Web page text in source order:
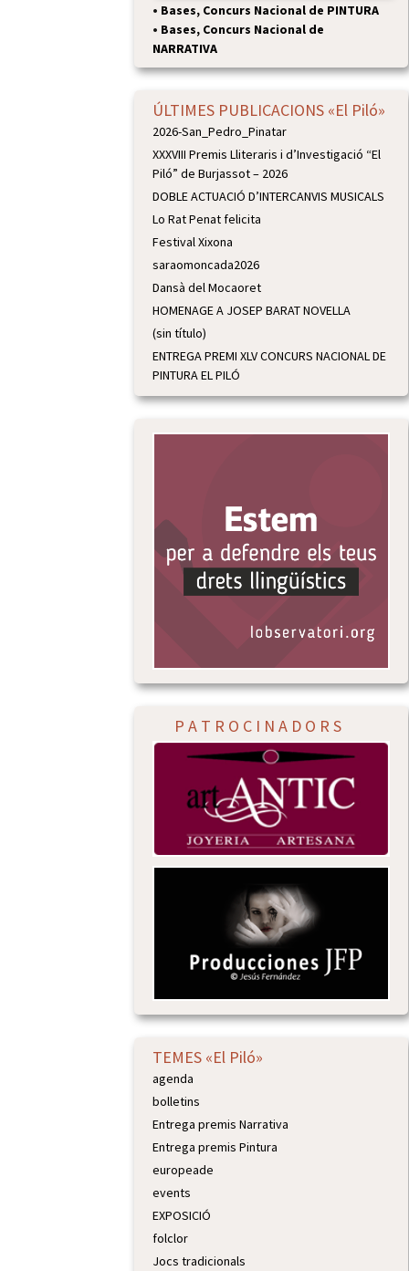
• Bases, Concurs Nacional de PINTURA
• Bases, Concurs Nacional de
NARRATIVA
ÚLTIMES PUBLICACIONS «El Piló»
2026-San_Pedro_Pinatar
XXXVIII Premis Lliteraris i d’Investigació “El
Piló” de Burjassot – 2026
DOBLE ACTUACIÓ D’INTERCANVIS MUSICALS
Lo Rat Penat felicita
Festival Xixona
saraomoncada2026
Dansà del Mocaoret
HOMENAGE A JOSEP BARAT NOVELLA
(sin título)
ENTREGA PREMI XLV CONCURS NACIONAL DE
PINTURA EL PILÓ
P A T R O C I N A D O R S
TEMES «El Piló»
agenda
bolletins
Entrega premis Narrativa
Entrega premis Pintura
europeade
events
EXPOSICIÓ
folclor
Jocs tradicionals